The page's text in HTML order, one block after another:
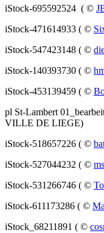
iStock-695592524 ( ©
iStock-471614933 ( ©
iStock-547423148 ( ©
iStock-140393730 ( ©
iStock-453139459 ( ©
pl St-Lambert
VILLE DE LIEGE)
iStock-518657226 ( ©
iStock-527044232 ( ©
iStock-531266746 ( ©
iStock-611173286 ( ©
iStock_68211891 ( ©